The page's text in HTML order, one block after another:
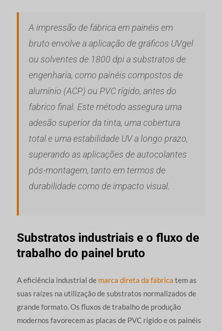
A impressão de fábrica em painéis em
bruto envolve a aplicação de gráficos UVgel
ou solventes de 1800 dpi a substratos de
engenharia, como painéis compostos de
alumínio (ACP) ou PVC rígido, antes do
fabrico final. Este método assegura uma
adesão superior da tinta, uma cobertura
total e uma estabilidade UV a longo prazo,
superando as aplicações de autocolantes
pós-montagem, tanto em termos de
durabilidade como de impacto visual.
Substratos industriais e o fluxo de
trabalho do painel bruto
A eficiência industrial de marca direta da fábrica tem as
suas raízes na utilização de substratos normalizados de
grande formato. Os fluxos de trabalho de produção
modernos favorecem as placas de PVC rígido e os painéis